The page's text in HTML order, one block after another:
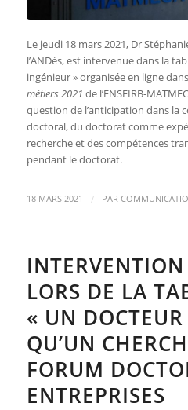
Le jeudi 18 mars 2021, Dr
l’ANDès, est intervenue dans la
ingénieur » organisée en ligne
métiers 2021 de l’ENSEIRB-
question de l’anticipation dans la
doctoral, du doctorat comme
recherche et des compétences
pendant le doctorat.
18 MARS 2021 / PAR
INTERVENTION
LORS DE LA
« UN DOCTEUR
QU’UN
FORUM
ENTREPRISES